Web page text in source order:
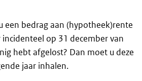
een bedrag aan (hypotheek)rente
op 31 december van
hebt afgelost? Dan moet u deze
jaar inhalen.